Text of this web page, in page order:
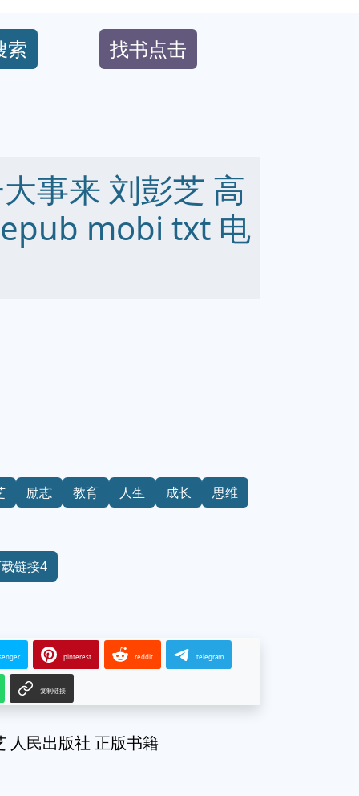
索 找书点击
事来 刘彭芝 高
mobi txt 电
励志 教育 人生 成长 思维
链接4
pinterest reddit telegram
复制链接
人民出版社 正版书籍